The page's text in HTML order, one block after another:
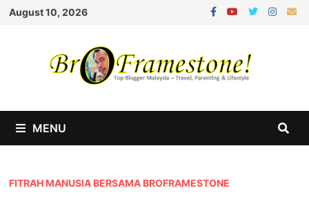
Skip
August 10, 2026
MENU
FITRAH MANUSIA BERSAMA BROFRAMESTONE